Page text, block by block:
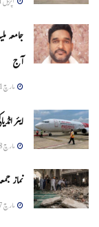
جامعہ
آج
مارچ 31, 2026
ایئر انڈیاکی 78 اضافی
مارچ 8, 2026
نماز
مارچ 7, 2026